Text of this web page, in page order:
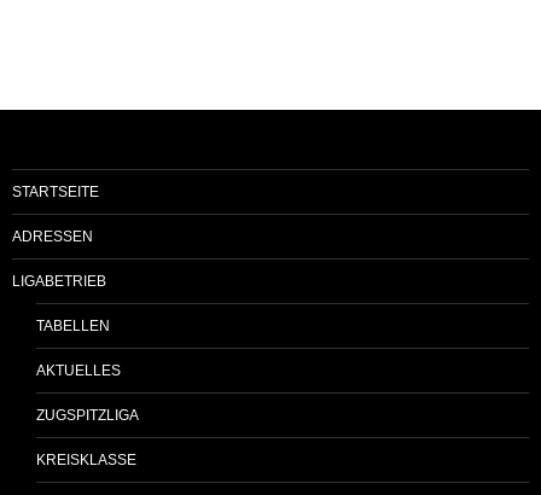
STARTSEITE
ADRESSEN
LIGABETRIEB
TABELLEN
AKTUELLES
ZUGSPITZLIGA
KREISKLASSE